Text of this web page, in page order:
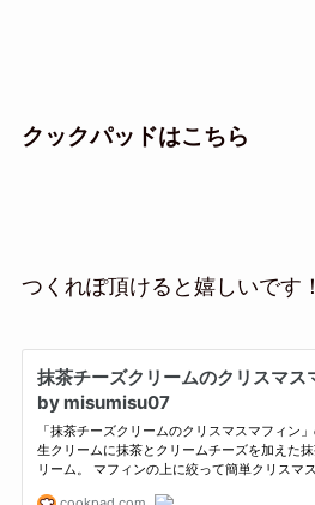
クックパッドはこちら
つくれぽ頂けると嬉しいです！